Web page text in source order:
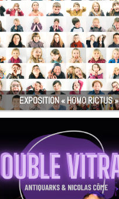
EXPOSITION « HOMO RICTUS »